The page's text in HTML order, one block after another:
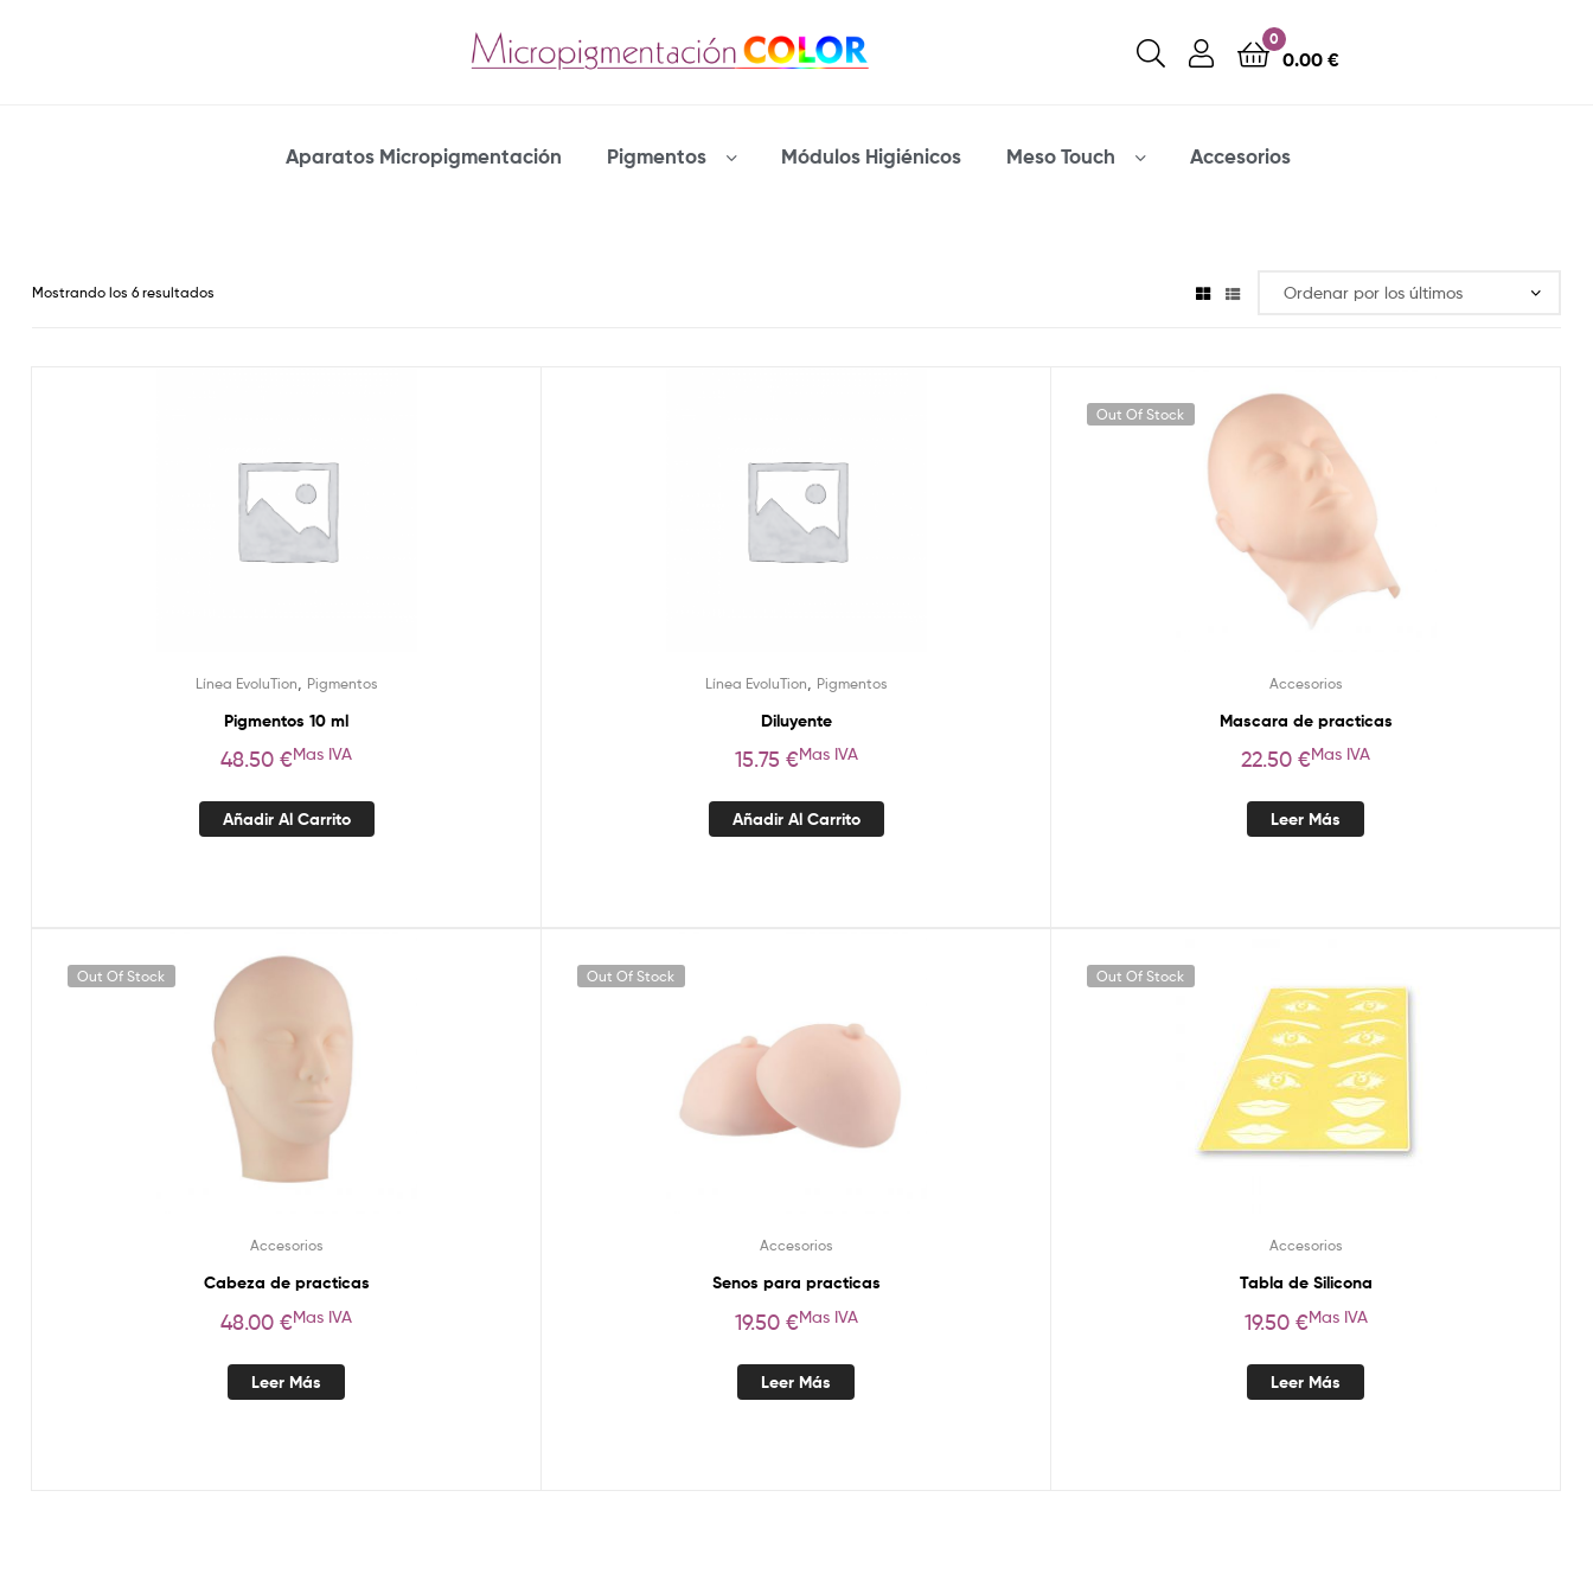
0
0.00 €
Aparatos Micropigmentación Pigmentos Módulos Higiénicos Meso Touch Accesorios
Mostrando los 6 resultados
Línea EvoluTion Pigmentos
Pigmentos 10 ml
48.50 €Mas IVA
Añadir Al Carrito
Línea EvoluTion Pigmentos
Diluyente
15.75 €Mas IVA
Añadir Al Carrito
Out Of Stock
Accesorios
Mascara de practicas
22.50 €Mas IVA
Leer Más
Out Of Stock
Accesorios
Cabeza de practicas
48.00 €Mas IVA
Leer Más
Out Of Stock
Accesorios
Senos para practicas
19.50 €Mas IVA
Leer Más
Out Of Stock
Accesorios
Tabla de Silicona
19.50 €Mas IVA
Leer Más